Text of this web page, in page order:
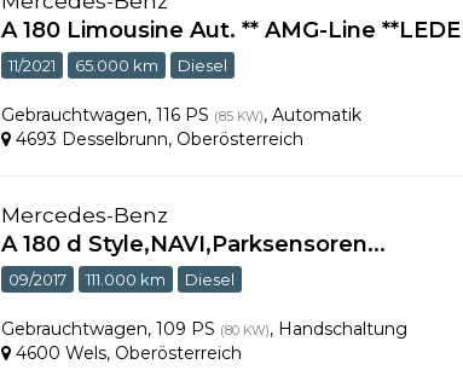
A 180 Limousine Aut. ** AMG-Line
11/2021 65.000 km Diesel
Gebrauchtwagen,116 PS (85 KW),Automatik
4693 Desselbrunn, Oberösterreich
Mercedes-Benz
A 180 d Style,NAVI,Parksensoren...
09/2017 111.000 km Diesel
Gebrauchtwagen,109 PS (80 KW), Handschaltung
4600 Wels, Oberösterreich